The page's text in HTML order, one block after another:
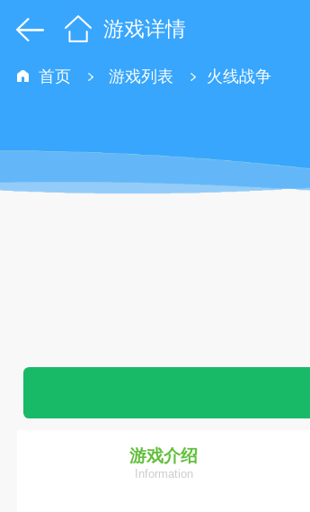
游戏详情
首页 游戏列表 火线战争
游戏介绍
Information